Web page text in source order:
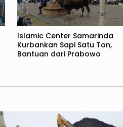
Islamic Center Samarinda
Kurbankan Sapi Satu Ton,
Bantuan dari Prabowo